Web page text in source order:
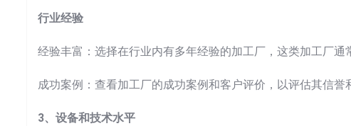
行业经验
经验丰富：选择在行业内有多年经验的加工厂，这类加工厂通
成功案例：查看加工厂的成功案例和客户评价，以评估其信誉
3、设备和技术水平